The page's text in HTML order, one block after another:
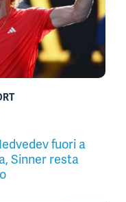
fuori a
Sinner resta